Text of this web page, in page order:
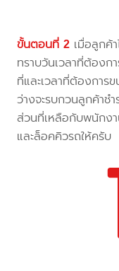
ขั้นตอนที่ 2 เมื่อลูกค้
ทราบวันเวลาที่ต้องก
ที่และเวลาที่ต้องการ
ว่างจะรบกวนลูกค้าช
ส่วนที่เหลือกับพนักงา
และล็อคคิวรถให้ครับ